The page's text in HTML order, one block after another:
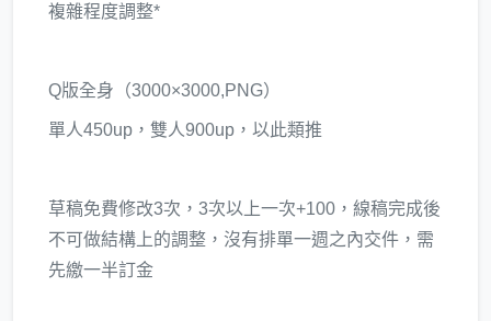
複雜程度調整*
Q版全身（3000×3000,PNG）
單人450up，雙人900up，以此類推
草稿免費修改3次，3次以上一次+100，線稿完成後
不可做結構上的調整，沒有排單一週之內交件，需
先繳一半訂金